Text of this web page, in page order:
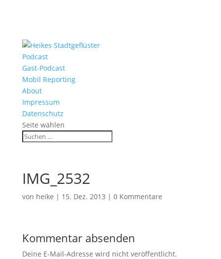
Podcast
Gast-Podcast
Mobil Reporting
About
Impressum
Datenschutz
Seite wählen
IMG_2532
von heike | 15. Dez. 2013 | 0 Kommentare
Kommentar absenden
Deine E-Mail-Adresse wird nicht veröffentlicht.